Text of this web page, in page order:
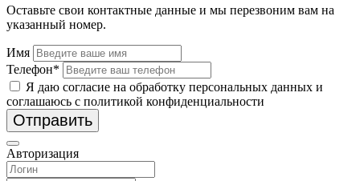
Оставьте свои контактные данные и мы перезвоним вам на
указанный номер.
Имя
Телефон*
Я даю согласие на обработку персональных данных и
соглашаюсь с политикой конфиденциальности
Отправить
Авторизация